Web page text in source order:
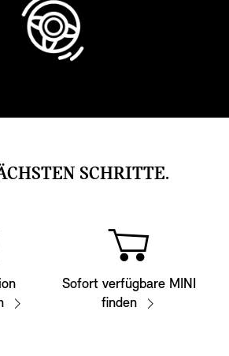
SCHRITTE.
Sofort verfügbare MINI
finden